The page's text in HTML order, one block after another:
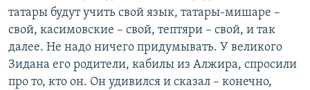
татары будут учить свой язык, татары-мишаре –
свой, касимовские – свой, тептяри – свой, и так
далее. Не надо ничего придумывать. У великого
Зидана его родители, кабилы из Алжира, спросили
про то, кто он. Он удивился и сказал – конечно,